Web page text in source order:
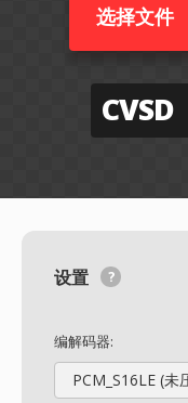
选择文件
CVSD
设置
编解码器:
PCM_S16LE (未